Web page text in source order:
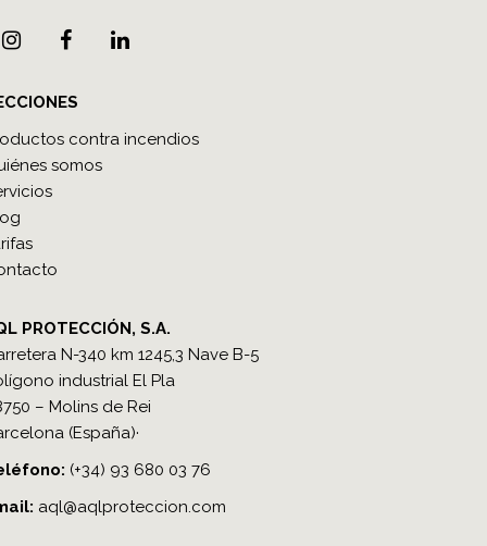
contra incendios
somos
PROTECCIÓN, S.A.
N-340 km 1245,3 Nave B-5
industrial El Pla
– Molins de Rei
(España)·
(+34) 93 680 03 76
aql@aqlproteccion.com